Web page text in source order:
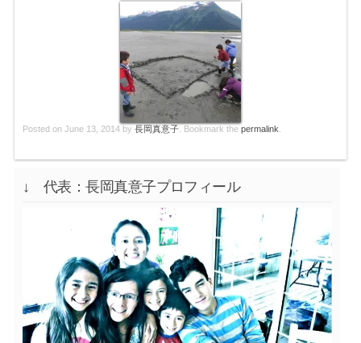
Posted on June 13, 2014 by 長岡真意子. Bookmark the permalink
↓ 代表：長岡真意子プロフィール